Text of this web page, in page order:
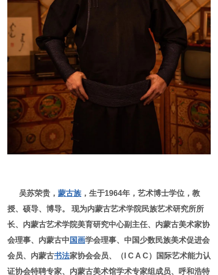
吴苏荣贵， 蒙古族 ，生于1964年，艺术博士学位， 教
授、 硕导、 博导。
现为内蒙古艺术学院民族艺术研究所所
长、内蒙古艺术学院美育研究中心副主任、内蒙古美术家协
会理事、内蒙古中 国画学会理事、中国少数民族美术促进会
会员、内蒙古书法家协会会员、（I C A C）国际艺术能力认
证协会特聘专家、内蒙古美术馆学术专家组成员、呼和浩特